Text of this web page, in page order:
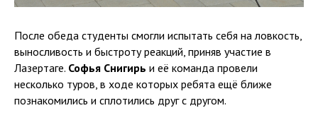
После обеда студенты смогли испытать себя на ловкость,
выносливость и быстроту реакций, приняв участие в
Лазертаге. Софья Снигирь и её команда провели
несколько туров, в ходе которых ребята ещё ближе
познакомились и сплотились друг с другом.